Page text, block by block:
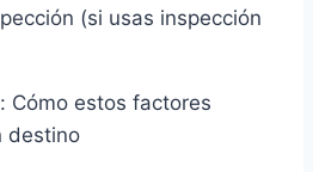
(si usas inspección
Cómo estos factores
destino